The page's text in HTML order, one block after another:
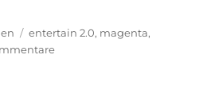
Schlagwörter
entertain 2.0, magenta,
zu